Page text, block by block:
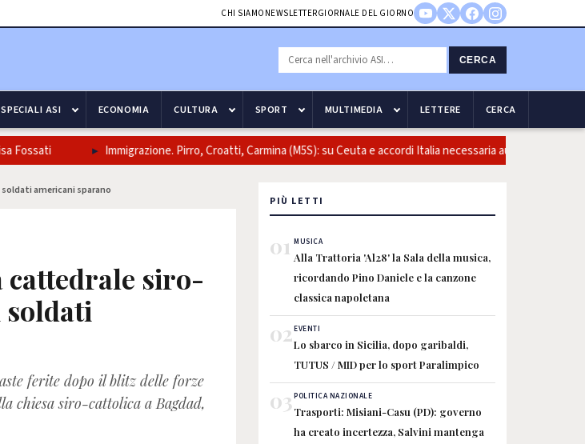
CHI SIAMO NEWSLETTERGIORNALE DEL GIORNO
CERCA
SPECIALI ASI ECONOMIA CULTURA SPORT MULTIMEDIA LETTERE CERCA
Immigrazione. Pirro, Croatti, Carmina (M5S): su Ceuta e accordi Italia necessaria audizione del
americani sparano
cattedrale siro-
soldati
ferite dopo il blitz delle forze
chiesa siro-cattolica a Bagdad,
PIÙ LETTI
01 MUSICA
Alla Trattoria 'Al28' la Sala della musica,
ricordando Pino Daniele e la canzone
classica napoletana
02EVENTI
Lo sbarco in Sicilia, dopo garibaldi,
TUTUS / MID per lo sport Paralimpico
03POLITICA NAZIONALE
Trasporti: Misiani-Casu (PD): governo
ha creato incertezza, Salvini mantenga